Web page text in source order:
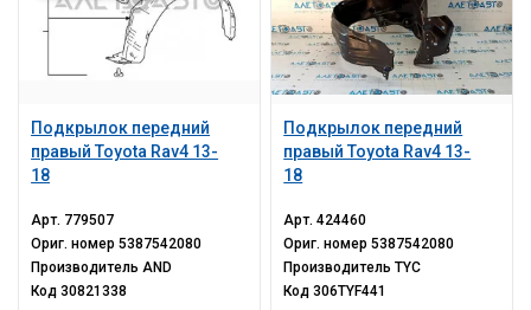
Подкрылок передний
правый Toyota Rav4 13-
18
Арт. 779507
Ориг. номер5387542080
ПроизводительAND
Код30821338
Подкрылок передний
правый Toyota Rav4 13-
18
Арт.424460
Ориг. номер5387542080
ПроизводительTYC
Код306TYF441